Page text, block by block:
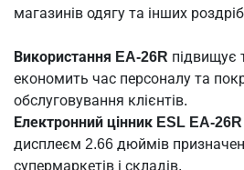
магазинів одягу та інших
Використання EA-26R підвищує
економить час персоналу та
обслуговування клієнтів.
Електронний цінник ESL EA-26R
дисплеєм 2.66 дюймів
супермаркетів і складів.